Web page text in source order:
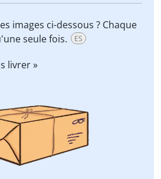
images ci-dessous ? Chaque
seule fois.
ES
livrer »